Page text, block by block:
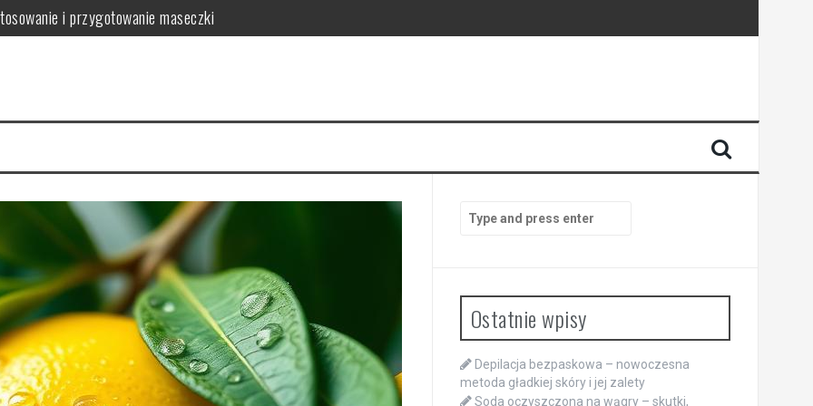
i przygotowanie maseczki
sposoby na redukcję
personalizacja i ekologia w jednym
uszkodzeń?
for:
Ostatnie wpisy
Depilacja bezpaskowa – nowoczesna
metoda gładkiej skóry i jej zalety
Soda oczyszczona na wągry – skutki,